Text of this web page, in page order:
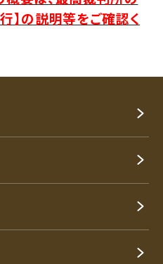
】の説明等をご確認く